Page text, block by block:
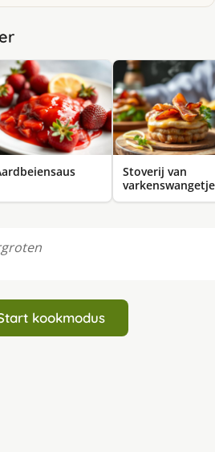
Stoverij van
kookmodus